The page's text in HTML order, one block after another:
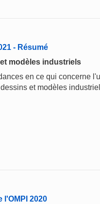
- Résumé
modèles industriels
en ce qui concerne
et modèles
l'OMPI 2020